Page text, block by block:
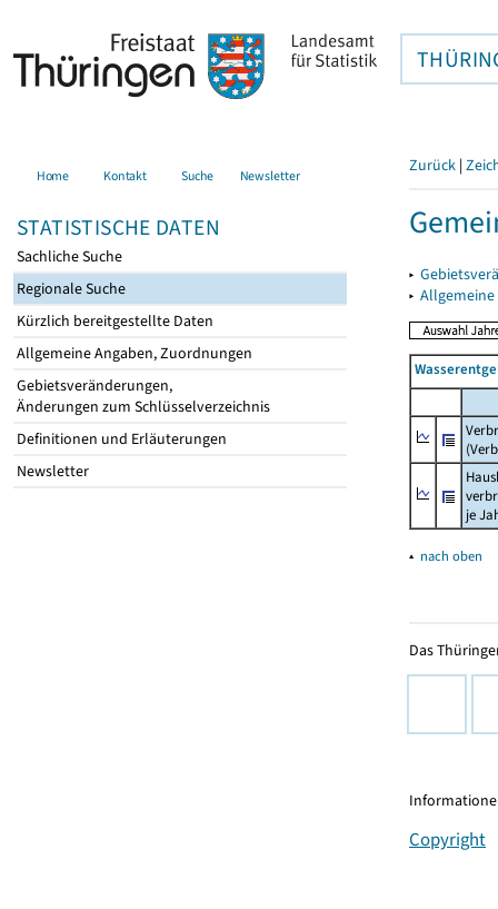
Home Kontakt Suche Newsletter
STATISTISCHE DATEN
Sachliche Suche
Regionale Suche
Kürzlich bereitgestellte Daten
Allgemeine Angaben, Zuordnungen
Gebietsveränderungen,
Änderungen zum Schlüsselverzeichnis
Definitionen und Erläuterungen
Newsletter
Zurück |
▸
▸
je
▴ nach oben
Das
Copyright